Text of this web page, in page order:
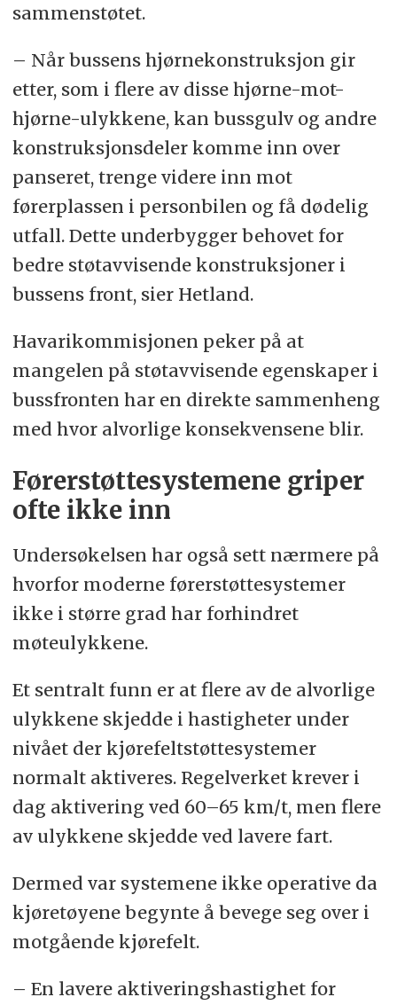
sammenstøtet.
– Når bussens hjørnekonstruksjon gir
etter, som i flere av disse hjørne-mot-
hjørne-ulykkene, kan bussgulv og andre
konstruksjonsdeler komme inn over
panseret, trenge videre inn mot
førerplassen i personbilen og få dødelig
utfall. Dette underbygger behovet for
bedre støtavvisende konstruksjoner i
bussens front, sier Hetland.
Havarikommisjonen peker på at
mangelen på støtavvisende egenskaper i
bussfronten har en direkte sammenheng
med hvor alvorlige konsekvensene blir.
Førerstøttesystemene griper
ofte ikke inn
Undersøkelsen har også sett nærmere på
hvorfor moderne førerstøttesystemer
ikke i større grad har forhindret
møteulykkene.
Et sentralt funn er at flere av de alvorlige
ulykkene skjedde i hastigheter under
nivået der kjørefeltstøttesystemer
normalt aktiveres. Regelverket krever i
dag aktivering ved 60–65 km/t, men flere
av ulykkene skjedde ved lavere fart.
Dermed var systemene ikke operative da
kjøretøyene begynte å bevege seg over i
motgående kjørefelt.
– En lavere aktiveringshastighet for